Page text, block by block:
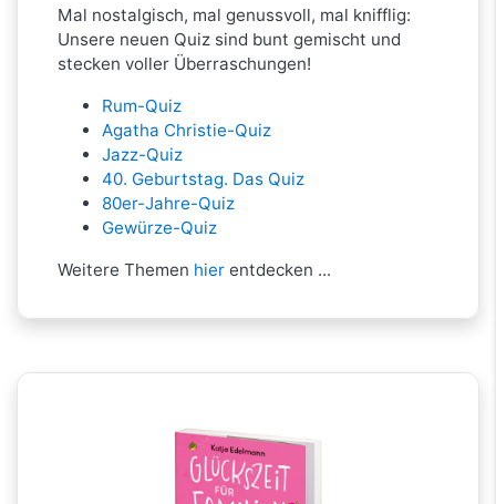
Mal nostalgisch, mal genussvoll, mal knifflig:
Unsere neuen Quiz sind bunt gemischt und
stecken voller Überraschungen!
Rum-Quiz
Agatha Christie-Quiz
Jazz-Quiz
40. Geburtstag. Das Quiz
80er-Jahre-Quiz
Gewürze-Quiz
Weitere Themen hier entdecken ...